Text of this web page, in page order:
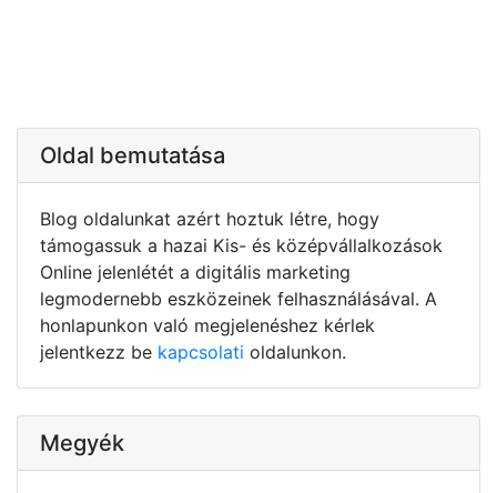
Oldal bemutatása
Blog oldalunkat azért hoztuk létre, hogy
támogassuk a hazai Kis- és középvállalkozások
Online jelenlétét a digitális marketing
legmodernebb eszközeinek felhasználásával. A
honlapunkon való megjelenéshez kérlek
jelentkezz be kapcsolati oldalunkon.
Megyék